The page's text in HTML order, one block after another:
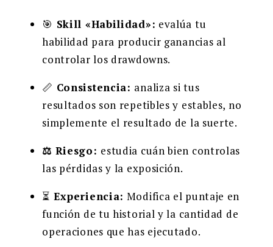
🎯 Skill «Habilidad»: evalúa tu
habilidad para producir ganancias al
controlar los drawdowns.
📏 Consistencia: analiza si tus
resultados son repetibles y estables, no
simplemente el resultado de la suerte.
⚖️ Riesgo: estudia cuán bien controlas
las pérdidas y la exposición.
⏳ Experiencia: Modifica el puntaje en
función de tu historial y la cantidad de
operaciones que has ejecutado.